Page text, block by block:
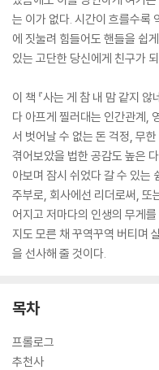
는 이가 없다. 시간이 흐를수록
에 짓눌려 힘들어도 핸들을 쉽
있는 고단한 당신에게 친구가
이 책 『사는 게 참 내 맘 같지
다 아프게 찔러대는 인간관계,
서 벗어날 수 없는 돈 걱정, 무
겪어보았을 법한 공감도 높은
아보며 잠시 쉬었다 갈 수 있는
주부로, 회사에선 리더로써, 또
어지고 저마다의 인생의 무게
지도 모른 채 꾸역꾸역 버티며
을 선사해 줄 것이다.
목차
프롤로그
추천사